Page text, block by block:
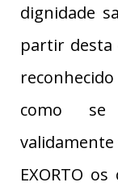
dignidade
partir desta
como se
validamente
EXORTO